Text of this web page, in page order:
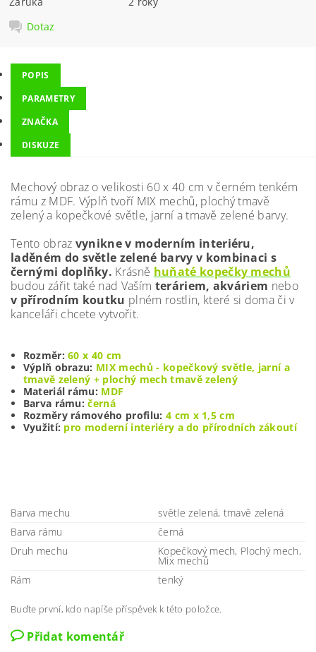
Dotaz
POPIS
PARAMETRY
ZNAČKA
DISKUZE
Mechový obraz o velikosti 60 x 40 cm v černém tenkém
rámu z MDF. Výplň tvoří MIX mechů, plochý tmavě
zelený a kopečkové světle, jarní a tmavě zelené barvy.
Tento obraz vynikne v moderním interiéru,
laděném do světle zelené barvy v kombinaci s
černými doplňky. Krásně huňaté kopečky mechů
budou zářit také nad Vaším teráriem, akváriem nebo
v přírodním koutku plném rostlin, které si doma či v
kanceláři chcete vytvořit.
Rozměr:60 x 40 cm
Výplň obrazu: MIX mechů - kopečkový světle, jarní a
tmavě zelený + plochý mech tmavě zelený
Materiál rámu: MDF
Barva rámu:černá
Rozměry rámového profilu: 4 cm x 1,5 cm
Využití: pro moderní interiéry a do přírodních zákoutí
Barva mechu
světle zelená, tmavě zelená
Barva rámu
černá
Druh mechu
Kopečkový mech, Plochý mech,
Mix mechů
Rám
tenký
Buďte první, kdo napíše příspěvek k této položce.
Přidat komentář